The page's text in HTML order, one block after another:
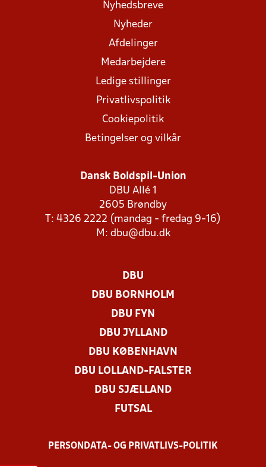
Nyhedsbreve
Nyheder
Afdelinger
Medarbejdere
Ledige stillinger
Privatlivspolitik
Cookiepolitik
Betingelser og vilkår
Dansk Boldspil-Union
DBU Allé 1
2605 Brøndby
T: 4326 2222 (mandag - fredag 9-16)
M: dbu@dbu.dk
DBU
DBU BORNHOLM
DBU FYN
DBU JYLLAND
DBU KØBENHAVN
DBU LOLLAND-FALSTER
DBU SJÆLLAND
FUTSAL
PERSONDATA- OG PRIVATLIVS-POLITIK